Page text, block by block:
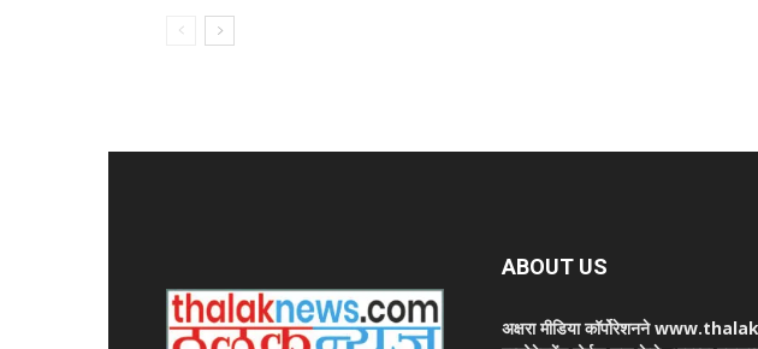
ABOUT US
अक्षरा मीडिया कॉर्पोरेशनने